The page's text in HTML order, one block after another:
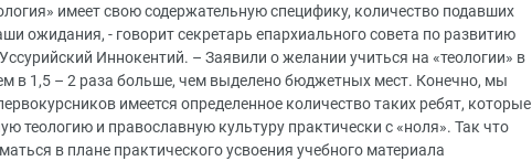
имеет свою содержательную специфику, количество подавших
ожидания, - говорит секретарь епархиального совета по развитию
Иннокентий. – Заявили о желании учиться на «теологии» в
в 1,5 – 2 раза больше, чем выделено бюджетных мест. Конечно, мы
имеется определенное количество таких ребят, которые
теологию и православную культуру практически с «ноля». Так что
в плане практического усвоения учебного материала